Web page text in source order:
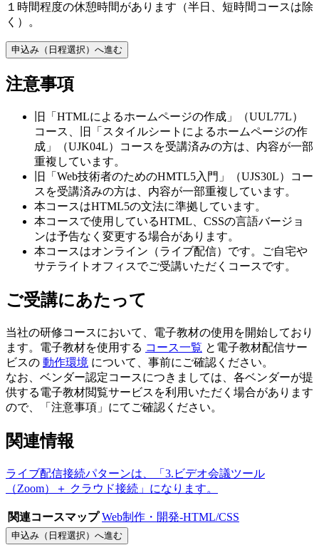
１時間程度の休憩時間があります（半日、短時間コースは除
く）。
申込み（日程選択）へ進む
注意事項
旧「HTMLによるホームページの作成」（UUL77L）
コース、旧「スタイルシートによるホームページの作
成」（UJK04L）コースを受講済みの方は、内容が一部
重複しています。
旧「Web技術者のためのHMTL5入門」（UJS30L）コー
スを受講済みの方は、内容が一部重複しています。
本コースはHTML5の文法に準拠しています。
本コースで使用しているHTML、CSSの言語バージョ
ンは予告なく変更する場合があります。
本コースはオンライン（ライブ配信）です。ご自宅や
サテライトオフィスでご受講いただくコースです。
ご受講にあたって
当社の研修コースにおいて、電子教材の使用を開始しており
ます。電子教材を使用する コース一覧 と電子教材配信サー
ビスの 動作環境 について、事前にご確認ください。
なお、ベンダー認定コースにつきましては、各ベンダーが提
供する電子教材閲覧サービスを利用いただく場合があります
ので、「注意事項」にてご確認ください。
関連情報
ライブ配信接続パターンは、「3.ビデオ会議ツール
（Zoom）＋ クラウド接続」になります。
関連コースマップ Web制作・開発-HTML/CSS
申込み（日程選択）へ進む